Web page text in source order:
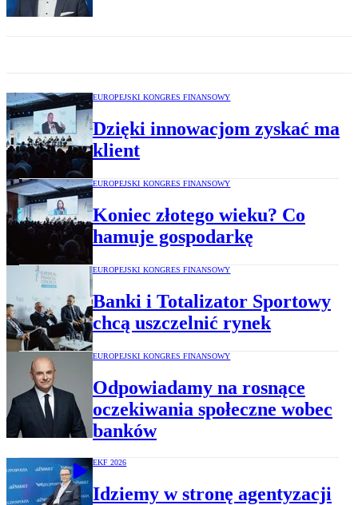
EUROPEJSKI KONGRES FINANSOWY
Dzięki innowacjom zyskać ma
klient
EUROPEJSKI KONGRES FINANSOWY
Koniec złotego wieku? Co
hamuje gospodarkę
EUROPEJSKI KONGRES FINANSOWY
Banki i Totalizator Sportowy
chcą uszczelnić rynek
EUROPEJSKI KONGRES FINANSOWY
Odpowiadamy na rosnące
oczekiwania społeczne wobec
banków
EKF 2026
Idziemy w stronę agentyzacji